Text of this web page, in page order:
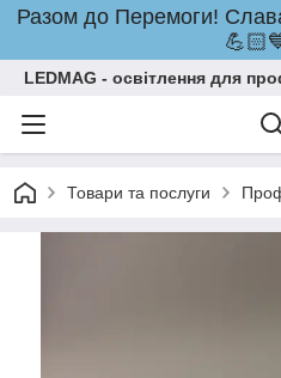
Разом до Перемоги!
LEDMAG - освітлення для
Товари та послуги